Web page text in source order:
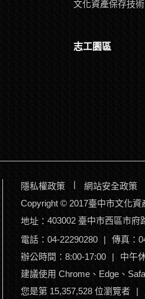
文化資產保存技術
志工園區
隱私權政策 網站安全政策
Copyright © 2017臺中市文化資
地址： 403002 臺中市西區市府
電話：04-22290280
| 傳真：
辦公時間：8:00-17:00
| 中午
建議使用 Chrome、Edge、
您是第 15,357,528 位瀏覽者
|